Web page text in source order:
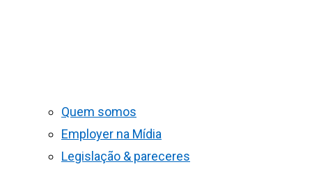
Quem somos
Employer na Mídia
Legislação & pareceres